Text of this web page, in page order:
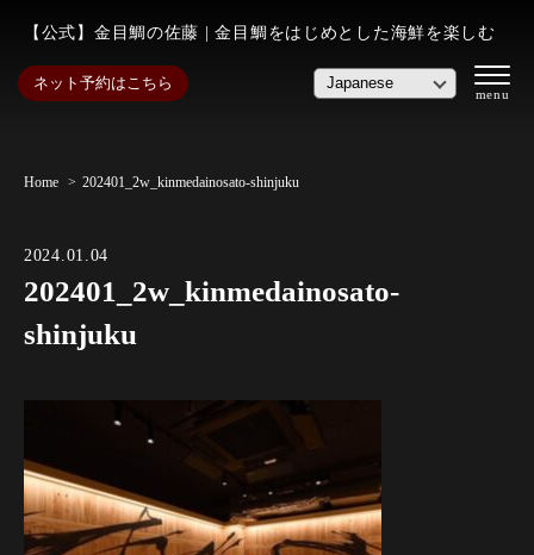
【公式】金目鯛の佐藤 | 金目鯛をはじめとした海鮮を楽しむ
ネット予約はこちら
Home 202401_2w_kinmedainosato-shinjuku
2024.01.04
202401_2w_kinmedainosato-
shinjuku